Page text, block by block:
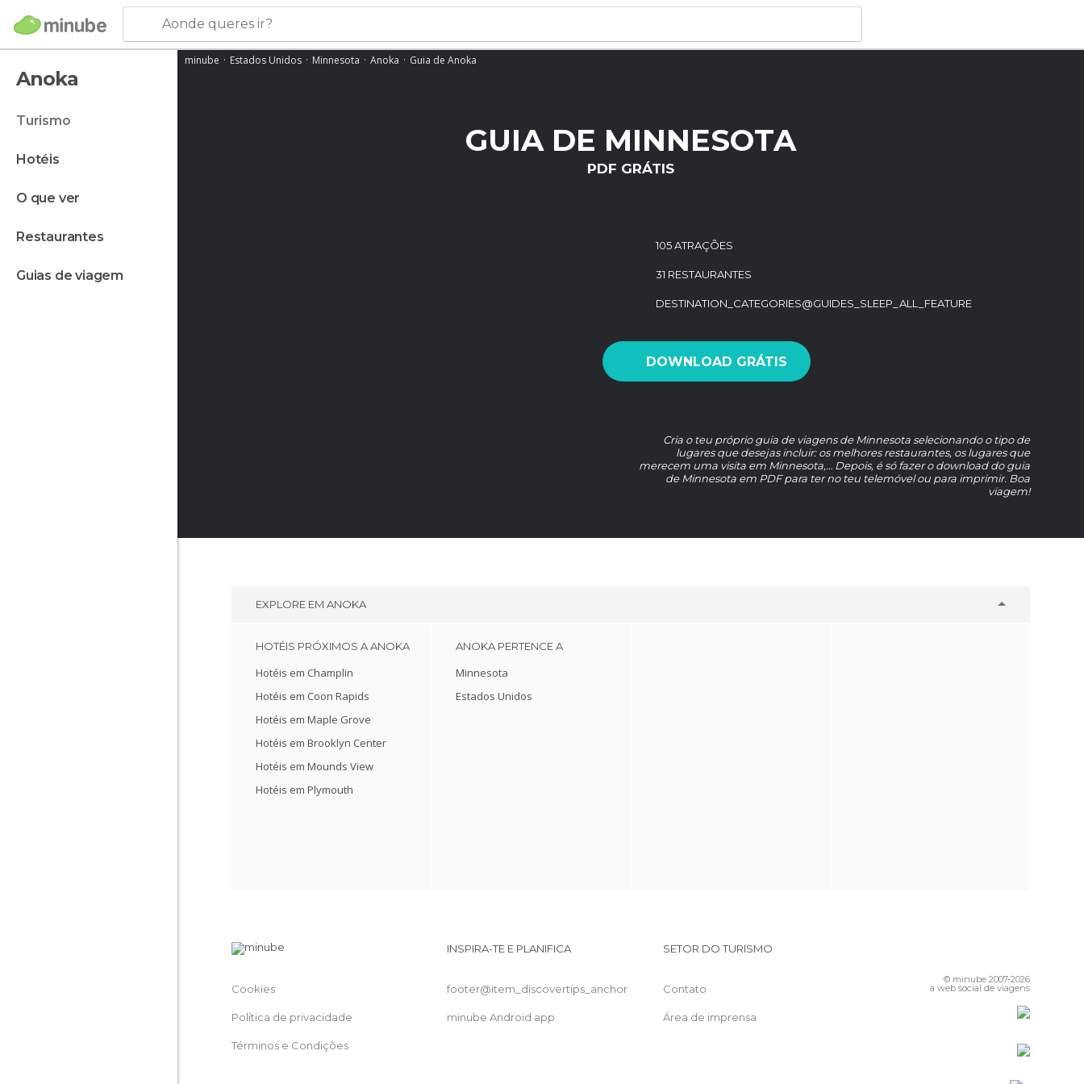
Aonde queres ir?
Anoka
turismo
hotéis
o que ver
restaurantes
guias de viagem
minube Estados Unidos Minnesota Anoka Guia de Anoka
GUIA DE MINNESOTA
PDF GRÁTIS
105 ATRAÇÕES
31 RESTAURANTES
DESTINATION_CATEGORIES@GUIDES_SLEEP_ALL_FEATURE
DOWNLOAD GRÁTIS
Cria o teu próprio guia de viagens de Minnesota selecionando o tipo de
lugares que desejas incluir: os melhores restaurantes, os lugares que
merecem uma visita em Minnesota,… Depois, é só fazer o download do guia
de Minnesota em PDF para ter no teu telemóvel ou para imprimir. Boa
viagem!
EXPLORE EM ANOKA
HOTÉIS PRÓXIMOS A ANOKA
Hotéis em Champlin
Hotéis em Coon Rapids
Hotéis em Maple Grove
Hotéis em Brooklyn Center
Hotéis em Mounds View
Hotéis em Plymouth
ANOKA PERTENCE A
Minnesota
Estados Unidos
Cookies
Política de privacidade
Términos e Condições
INSPIRA-TE E PLANIFICA
footer@item_discovertips_anchor
minube Android app
SETOR DO TURISMO
Contato
Área de imprensa
© minube 2007-2026
a web social de viagens